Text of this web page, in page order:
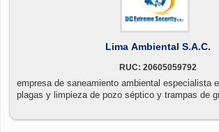
Lima Ambiental S.A.C.
RUC: 20605059792
empresa de saneamiento ambiental especialista
plagas y limpieza de pozo séptico y trampas de